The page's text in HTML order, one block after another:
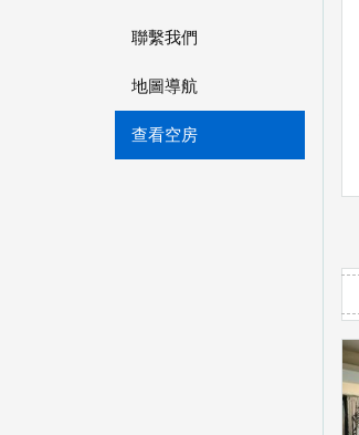
聯繫我們
地圖導航
查看空房